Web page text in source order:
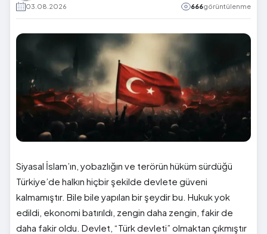
03.08.2026 666görüntülenme
Siyasal İslam’ın, yobazlığın ve terörün hüküm sürdüğü
Türkiye’de halkın hiçbir şekilde devlete güveni
kalmamıştır. Bile bile yapılan bir şeydir bu. Hukuk yok
edildi, ekonomi batırıldı, zengin daha zengin, fakir de
daha fakir oldu. Devlet, “Türk devleti” olmaktan çıkmıştır